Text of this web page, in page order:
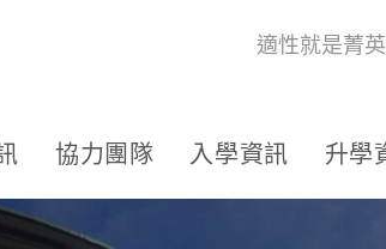
適性就是菁
協力團隊 入學資訊 升學